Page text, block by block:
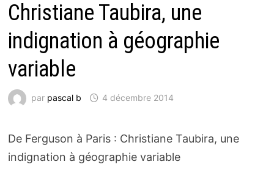
Christiane Taubira, une
indignation à géographie
variable
par pascal b 4 décembre 2014
De Ferguson à Paris : Christiane Taubira, une
indignation à géographie variable